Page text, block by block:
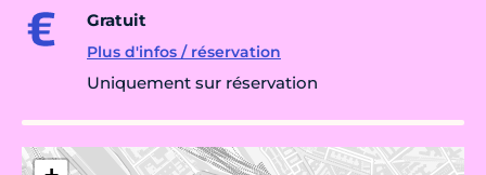
Gratuit
Plus d'infos / réservation
Uniquement sur réservation